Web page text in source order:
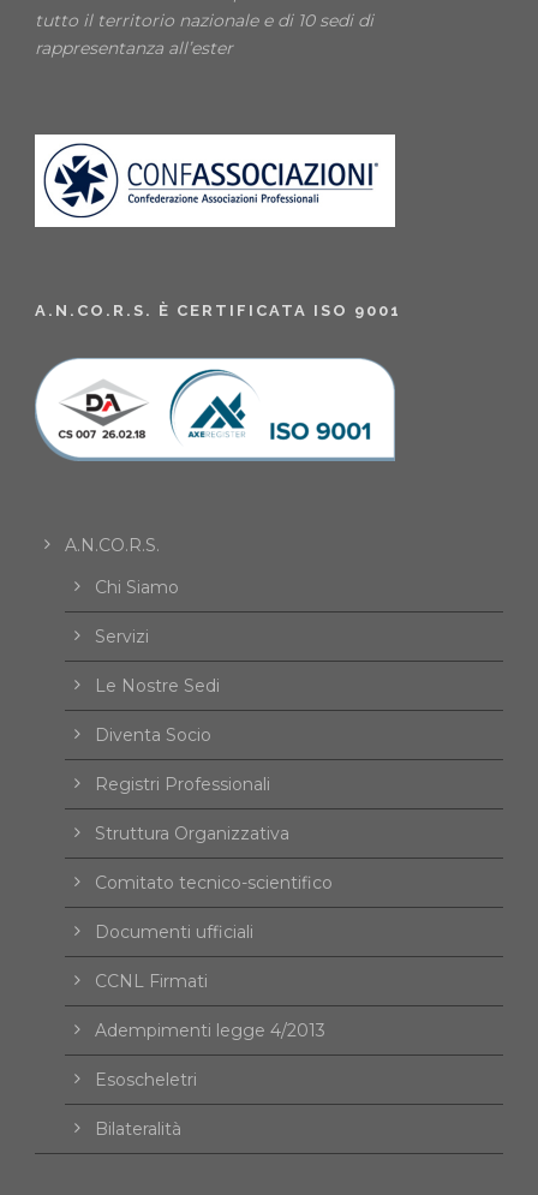
tutto il territorio nazionale e di 10 sedi di
rappresentanza all’ester
A.N.CO.R.S. È CERTIFICATA ISO 9001
A.N.CO.R.S.
Chi Siamo
Servizi
Le Nostre Sedi
Diventa Socio
Registri Professionali
Struttura Organizzativa
Comitato tecnico-scientifico
Documenti ufficiali
CCNL Firmati
Adempimenti legge 4/2013
Esoscheletri
Bilateralità